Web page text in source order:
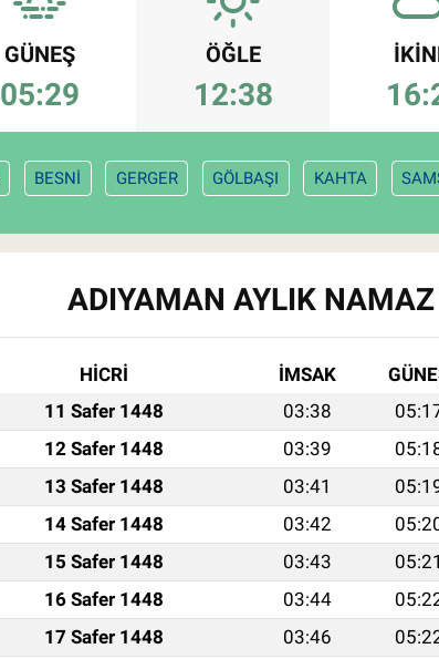
GÜNEŞ
05:29
ÖĞLE
12:38
BESNİ GERGER GÖLBAŞI KAHTA
ADIYAMAN AYLIK
HİCRİ İMSAK
11 Safer 1448 03:38
12 Safer 1448 03:39
13 Safer 1448 03:41
14 Safer 1448 03:42
15 Safer 1448 03:43 05:21
16 Safer 1448 03:44
17 Safer 1448 03:46